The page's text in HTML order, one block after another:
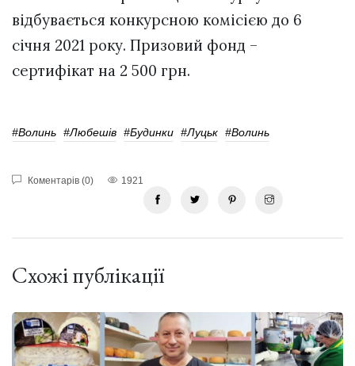
відбувається конкурсною комісією до 6
січня 2021 року. Призовий фонд –
сертифікат на 2 500 грн.
#волинь #Любешів #будинки #Луцьк #волинь
Коментарів (0) 1921
Схожі публікації